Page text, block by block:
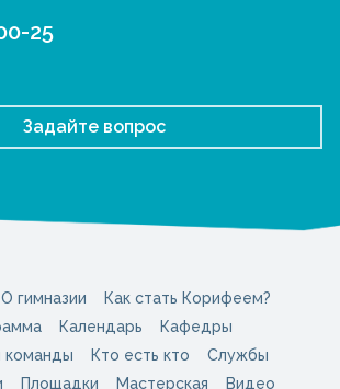
25
Задайте вопрос
О гимназии
Как стать Корифеем?
Календарь
Кафедры
команды
Кто есть кто
Службы
Площадки Мастерская Видео